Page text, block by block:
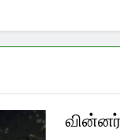
வின்னர்